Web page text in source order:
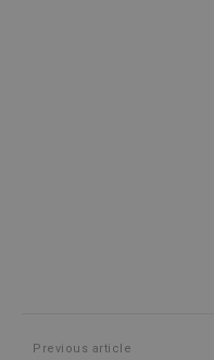
Previous article